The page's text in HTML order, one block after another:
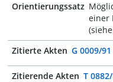
Orientierungssatz
einer
Zitierte Akten G 0009/91
Zitierende Akten T